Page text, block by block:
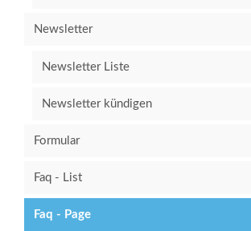
Newsletter
Newsletter Liste
Newsletter kündigen
Formular
Faq - List
Faq - Page